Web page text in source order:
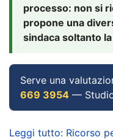
processo: non si
propone una
sindaca soltanto
Serve una
669 3954 —
Leggi tutto: Ricorso